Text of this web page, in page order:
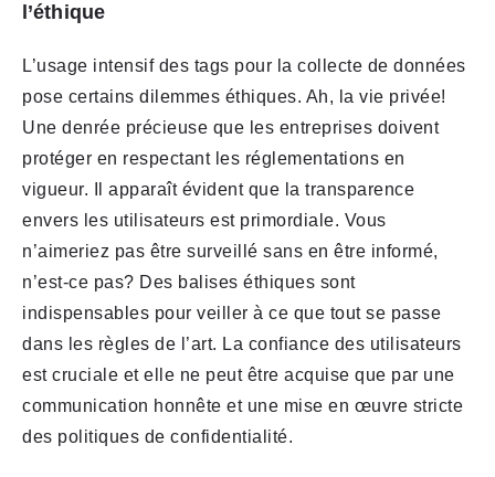
l’éthique
L’usage intensif des tags pour la collecte de données
pose certains dilemmes éthiques. Ah, la vie privée!
Une denrée précieuse que les entreprises doivent
protéger en respectant les réglementations en
vigueur. Il apparaît évident que la transparence
envers les utilisateurs est primordiale. Vous
n’aimeriez pas être surveillé sans en être informé,
n’est-ce pas? Des balises éthiques sont
indispensables pour veiller à ce que tout se passe
dans les règles de l’art. La confiance des utilisateurs
est cruciale et elle ne peut être acquise que par une
communication honnête et une mise en œuvre stricte
des politiques de confidentialité.